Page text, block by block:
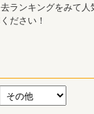
ランキングをみて人
ださい！